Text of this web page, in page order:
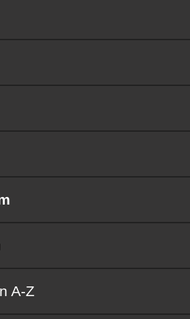
von A bis Z
A-Z